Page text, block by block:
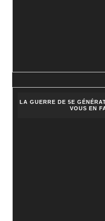
LA GUERRE DE 5E
VOUS EN